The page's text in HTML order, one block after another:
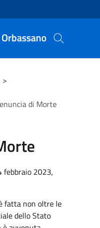
>
di Morte
febbraio 2023,
fatta non oltre le
dello Stato